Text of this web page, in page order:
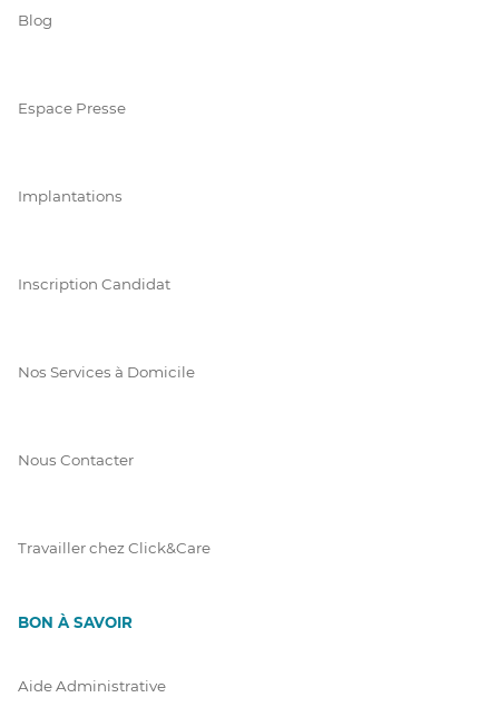
Blog
Espace Presse
Implantations
Inscription Candidat
Nos Services à Domicile
Nous Contacter
Travailler chez Click&Care
BON À SAVOIR
Aide Administrative